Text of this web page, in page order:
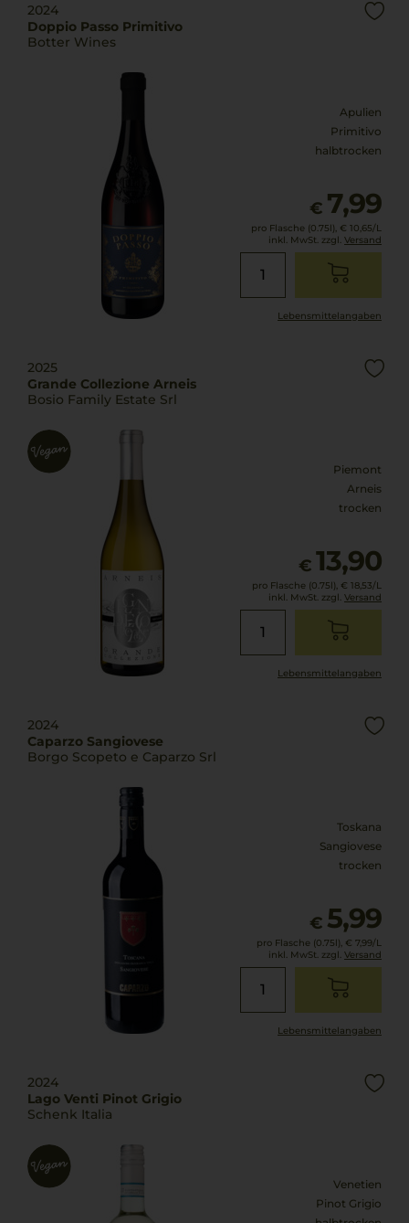
2024
Doppio Passo Primitivo
Botter Wines
Apulien
Primitivo
halbtrocken
€ 7,99
pro Flasche (0.75l), € 10,65/L
inkl. MwSt. zzgl. Versand
Lebensmittel­angaben
2025
Grande Collezione Arneis
Bosio Family Estate Srl
Piemont
Arneis
trocken
€ 13,90
pro Flasche (0.75l), € 18,53/L
inkl. MwSt. zzgl. Versand
Lebensmittel­angaben
2024
Caparzo Sangiovese
Borgo Scopeto e Caparzo Srl
Toskana
Sangiovese
trocken
€ 5,99
pro Flasche (0.75l), € 7,99/L
inkl. MwSt. zzgl. Versand
Lebensmittel­angaben
2024
Lago Venti Pinot Grigio
Schenk Italia
Venetien
Pinot Grigio